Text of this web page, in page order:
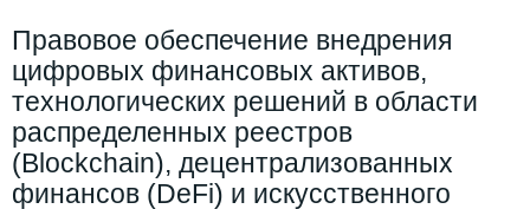
Правовое обеспечение внедрения
цифровых финансовых активов,
технологических решений в области
распределенных реестров
(Blockchain), децентрализованных
финансов (DeFi) и искусственного